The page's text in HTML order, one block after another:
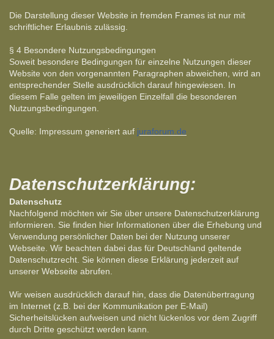
Die Darstellung dieser Website in fremden Frames ist nur mit
schriftlicher Erlaubnis zulässig.
§ 4 Besondere Nutzungsbedingungen
Soweit besondere Bedingungen für einzelne Nutzungen dieser
Website von den vorgenannten Paragraphen abweichen, wird an
entsprechender Stelle ausdrücklich darauf hingewiesen. In
diesem Falle gelten im jeweiligen Einzelfall die besonderen
Nutzungsbedingungen.
Quelle: Impressum generiert auf juraforum.de
Datenschutzerklärung:
Datenschutz
Nachfolgend möchten wir Sie über unsere Datenschutzerklärung
informieren. Sie finden hier Informationen über die Erhebung und
Verwendung persönlicher Daten bei der Nutzung unserer
Webseite. Wir beachten dabei das für Deutschland geltende
Datenschutzrecht. Sie können diese Erklärung jederzeit auf
unserer Webseite abrufen.
Wir weisen ausdrücklich darauf hin, dass die Datenübertragung
im Internet (z.B. bei der Kommunikation per E-Mail)
Sicherheitslücken aufweisen und nicht lückenlos vor dem Zugriff
durch Dritte geschützt werden kann.